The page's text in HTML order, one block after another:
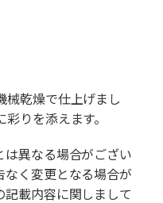
械乾燥で仕上げまし
りを添えます。
異なる場合がござい
く変更となる場合が
記載内容に関しまして